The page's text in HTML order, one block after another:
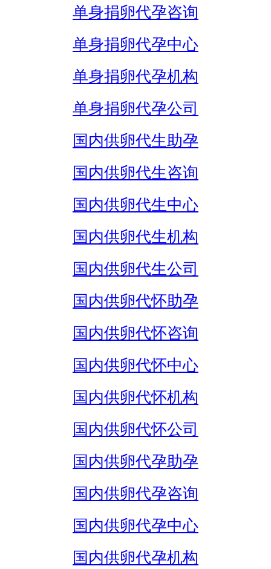
单身捐卵代孕咨询
单身捐卵代孕中心
单身捐卵代孕机构
单身捐卵代孕公司
国内供卵代生助孕
国内供卵代生咨询
国内供卵代生中心
国内供卵代生机构
国内供卵代生公司
国内供卵代怀助孕
国内供卵代怀咨询
国内供卵代怀中心
国内供卵代怀机构
国内供卵代怀公司
国内供卵代孕助孕
国内供卵代孕咨询
国内供卵代孕中心
国内供卵代孕机构